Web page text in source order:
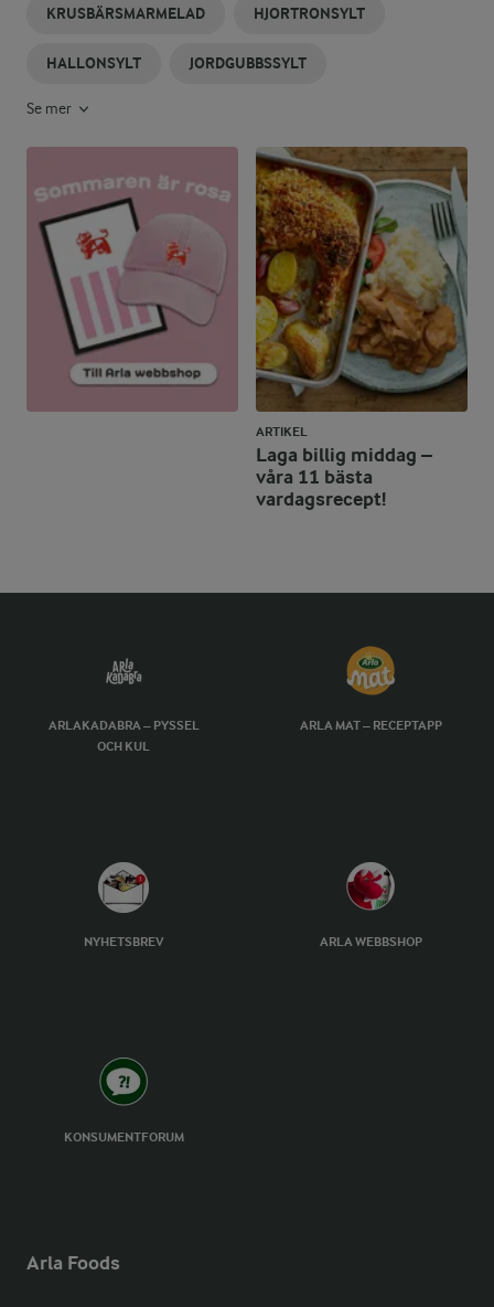
KRUSBÄRSMARMELAD HJORTRONSYLT
HALLONSYLT JORDGUBBSSYLT
Se mer
ARTIKEL
Laga billig middag –
våra 11 bästa
vardagsrecept!
ARLAKADABRA – PYSSEL
OCH KUL
ARLA MAT – RECEPTAPP
NYHETSBREV ARLA WEBBSHOP
KONSUMENTFORUM
Arla Foods